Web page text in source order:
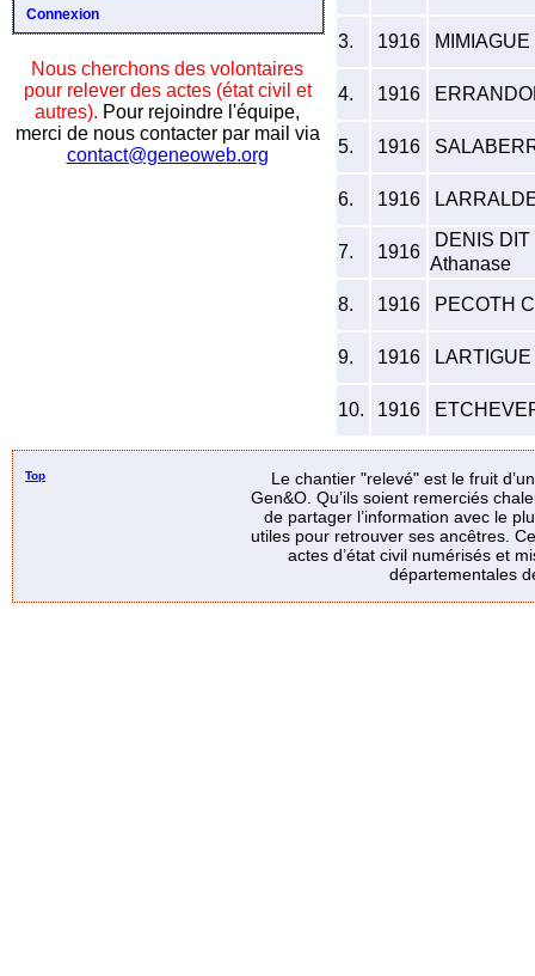
Connexion
Nous cherchons des volontaires
pour relever des actes (état civil et
autres). Pour rejoindre l'équipe,
merci de nous contacter par mail via
contact@geneoweb.org
3. 1916
4. 1916
5. 1916
6. 1916
7. 1916
DENIS
Athanase
8.
1916 PECOTH
9. 1916
10. 1916
Top
Le chantier "relevé" est le fruit
Gen&O. Qu’ils soient remerciés
de partager l’information avec le
utiles pour retrouver ses ancêtres.
actes d’état civil numérisés et
départementales